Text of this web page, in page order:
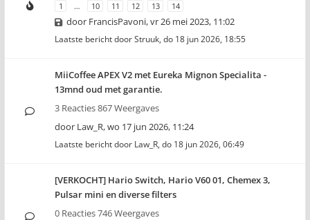
1 … 10 11 12 13 14
door FrancisPavoni,vr 26 mei 2023, 11:02
Laatste bericht doorStruuk, do 18 jun 2026, 18:55
MiiCoffee APEX V2 met Eureka Mignon Specialita -
13mnd oud met garantie.
3 Reacties 867 Weergaves
door Law_R,wo 17 jun 2026, 11:24
Laatste bericht door Law_R, do 18 jun 2026, 06:49
[VERKOCHT] Hario Switch, Hario V60 01, Chemex 3,
Pulsar mini en diverse filters
0 Reacties 746 Weergaves